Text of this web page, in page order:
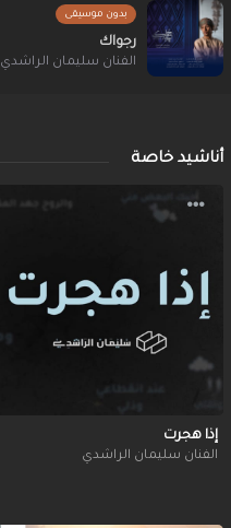
بدون موسيقى
رجواك
الفنان سليمان الراشدي
أناشيد خاصة
إذا هجرت
الفنان سليمان الراشدي